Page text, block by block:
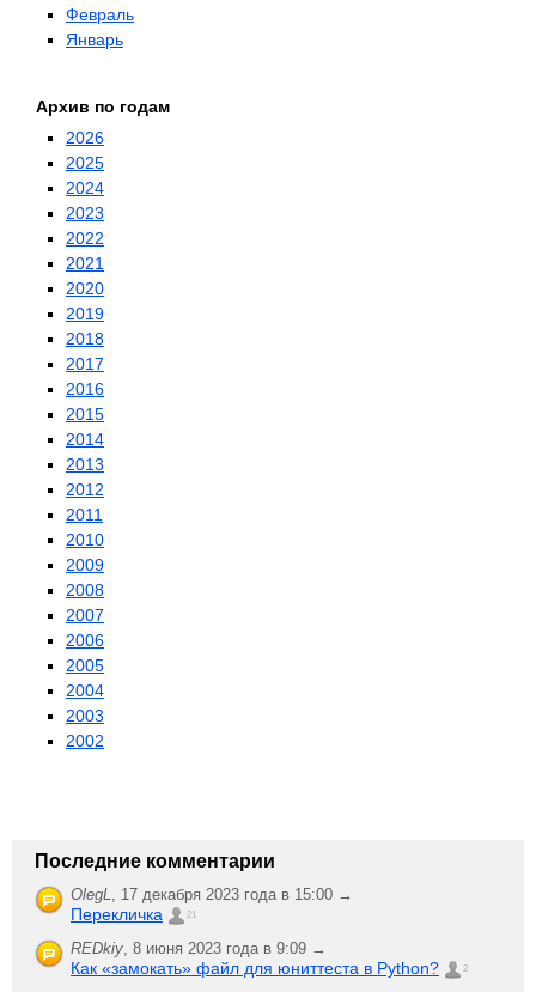
Февраль
Январь
Архив по годам
2026
2025
2024
2023
2022
2021
2020
2019
2018
2017
2016
2015
2014
2013
2012
2011
2010
2009
2008
2007
2006
2005
2004
2003
2002
Последние комментарии
OlegL, 17 декабря 2023 года в 15:00 →
Перекличка 21
REDkiy, 8 июня 2023 года в 9:09 →
Как «замокать» файл для юниттеста в Python? 2